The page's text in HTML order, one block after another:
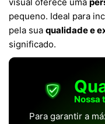
pequeno. Ideal para
pela sua qualidade e
significado.
Nossa
Para garantir a